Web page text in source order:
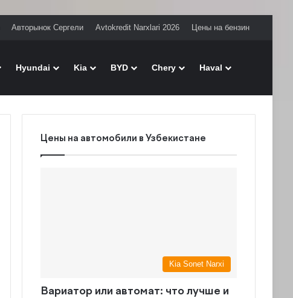
Авторынок Сергели Avtokredit Narxlari 2026 Цены на бензин
Hyundai Kia BYD Chery Haval
Цены на автомобили в Узбекистане
Kia Sonet Narxi
Вариатор или автомат: что лучше и